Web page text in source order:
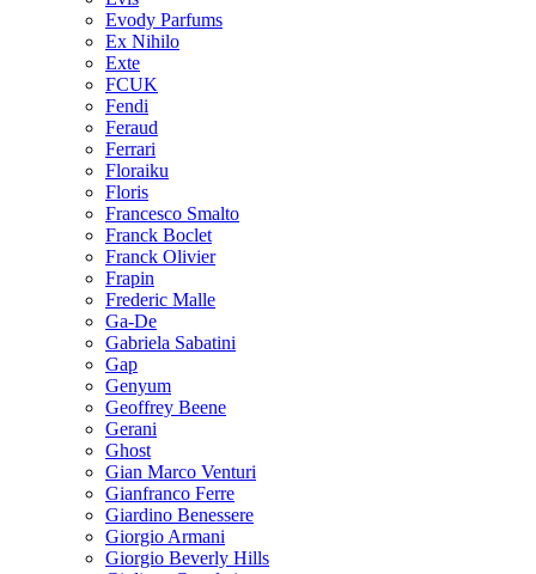
Evody Parfums
Ex Nihilo
Exte
FCUK
Fendi
Feraud
Ferrari
Floraiku
Floris
Francesco Smalto
Franck Boclet
Franck Olivier
Frapin
Frederic Malle
Ga-De
Gabriela Sabatini
Gap
Genyum
Geoffrey Beene
Gerani
Ghost
Gian Marco Venturi
Gianfranco Ferre
Giardino Benessere
Giorgio Armani
Giorgio Beverly Hills